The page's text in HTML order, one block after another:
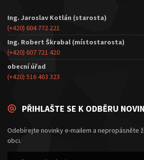
Ing. Jaroslav Kotlán (starosta)
(+420) 604 772 221
Ing. Robert Škrabal (místostarosta)
(+420) 607 721 420
obecní úřad
(+420) 516 463 323
PŘIHLAŠTE SE K ODBĚRU
Odebírejte novinky e-mailem a nepropásněte
obci.